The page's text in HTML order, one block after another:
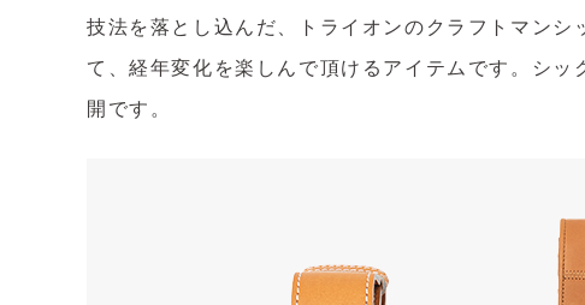
技法を落とし込んだ、トライオンのクラフトマン
て、経年変化を楽しんで頂けるアイテムです。シ
開です。